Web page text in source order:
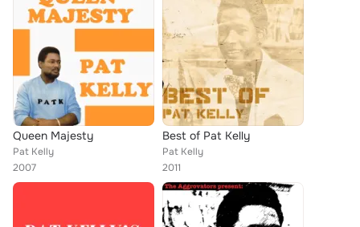
Queen Majesty
Pat Kelly
2007
Best of Pat Kelly
Pat Kelly
2011